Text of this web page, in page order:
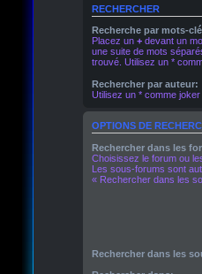
RECHERCHER
Recherche par mots-
Placez un +devant un
une suite de mots
trouvé. Utilisez un *
Rechercher par auteur:
Utilisez un * comme
OPTIONS DE
Rechercher dans les
Choisissez le forum ou
Les sous-forums sont
« Rechercher dans les
Rechercher dans les